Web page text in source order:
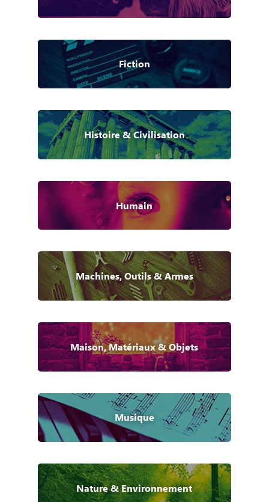
Fiction
Histoire & Civilisation
Humain
Machines, Outils & Armes
Maison, Matériaux & Objets
Musique
Nature & Environnement